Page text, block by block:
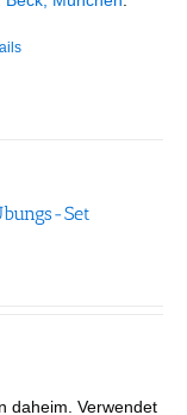
Set
daheim. Verwendet